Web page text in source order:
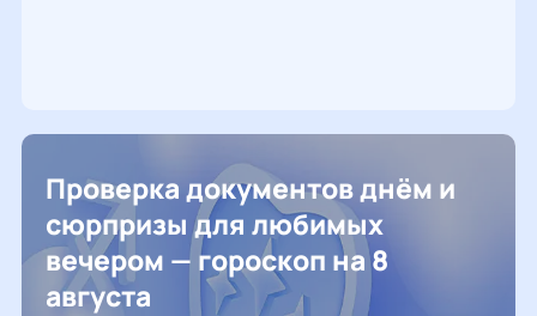
Проверка документов днём и
сюрпризы для любимых
вечером — гороскоп на 8
августа